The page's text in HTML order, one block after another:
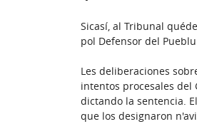
Sicasí, al Tribunal
pol Defensor del
Les deliberaciones
intentos procesales
dictando la sentencia.
que los designaron